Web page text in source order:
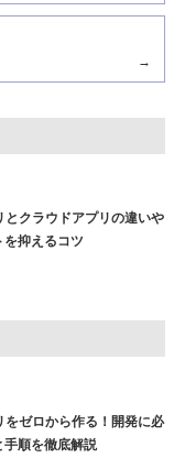
→
とクラウドアプリの違いや
を抑えるコツ
をゼロから作る！開発に必
手順を徹底解説